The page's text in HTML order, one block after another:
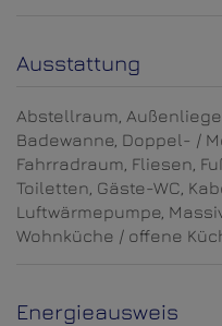
Ausstattung
Abstellraum
Badewanne Doppel- /
Fahrradraum Fliesen
Toiletten Gäste-WC
Luftwärmepumpe
Wohnküche / offene
Energieausweis